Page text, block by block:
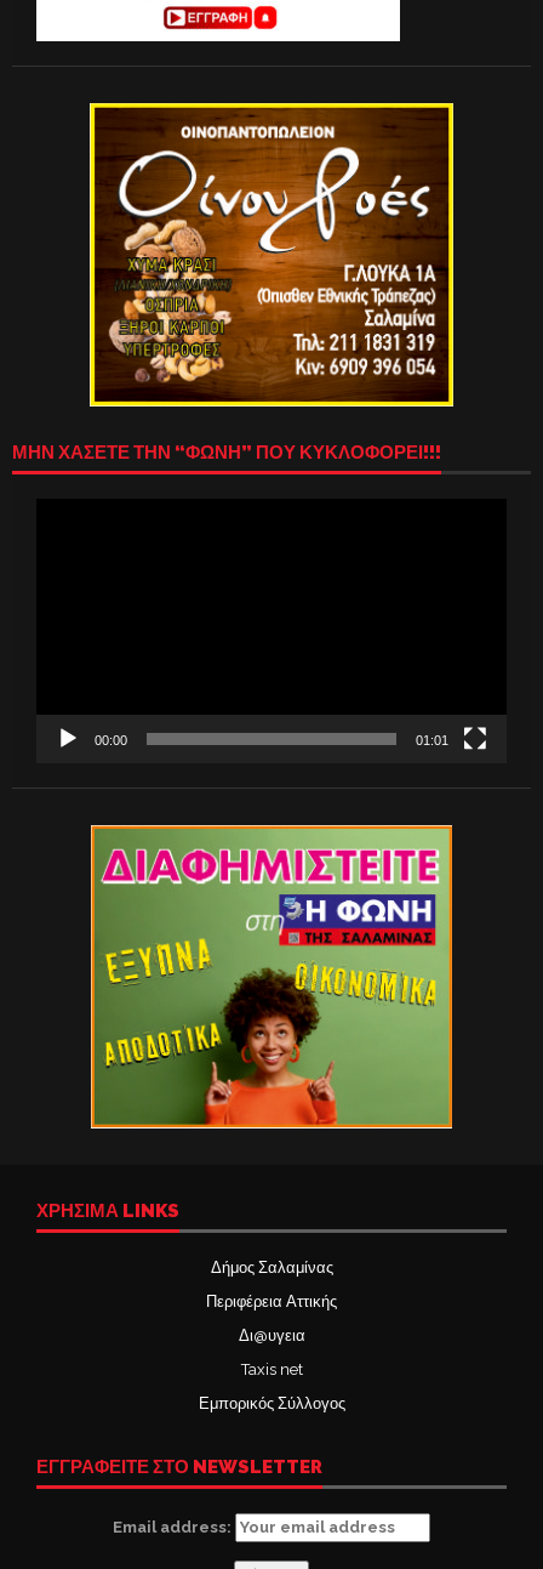
ΜΗΝ ΧΑΣΕΤΕ ΤΗΝ “ΦΩΝΗ” ΠΟΥ ΚΥΚΛΟΦΟΡΕΙ!!!
00:00 01:01
ΧΡΉΣΙΜΑ LINKS
Δήμος Σαλαμίνας
Περιφέρεια Αττικής
Δι@υγεια
Taxis net
Εμπορικός Σύλλογος
ΕΓΓΡΑΦΕΙΤΕ ΣΤΟ NEWSLETTER
Email address: